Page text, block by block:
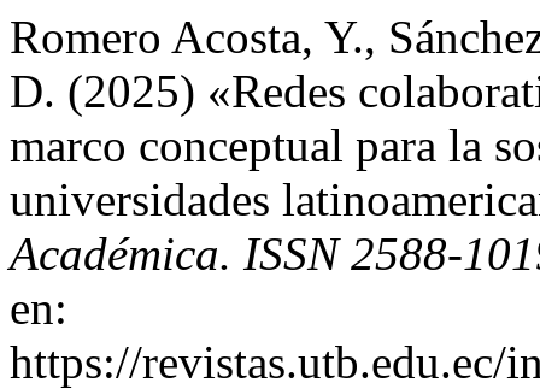
Romero Acosta, Y.,
D. (2025) «Redes
marco conceptual para la
universidades
Académica. ISSN 2588-
en:
https://revistas.utb.edu.ec/